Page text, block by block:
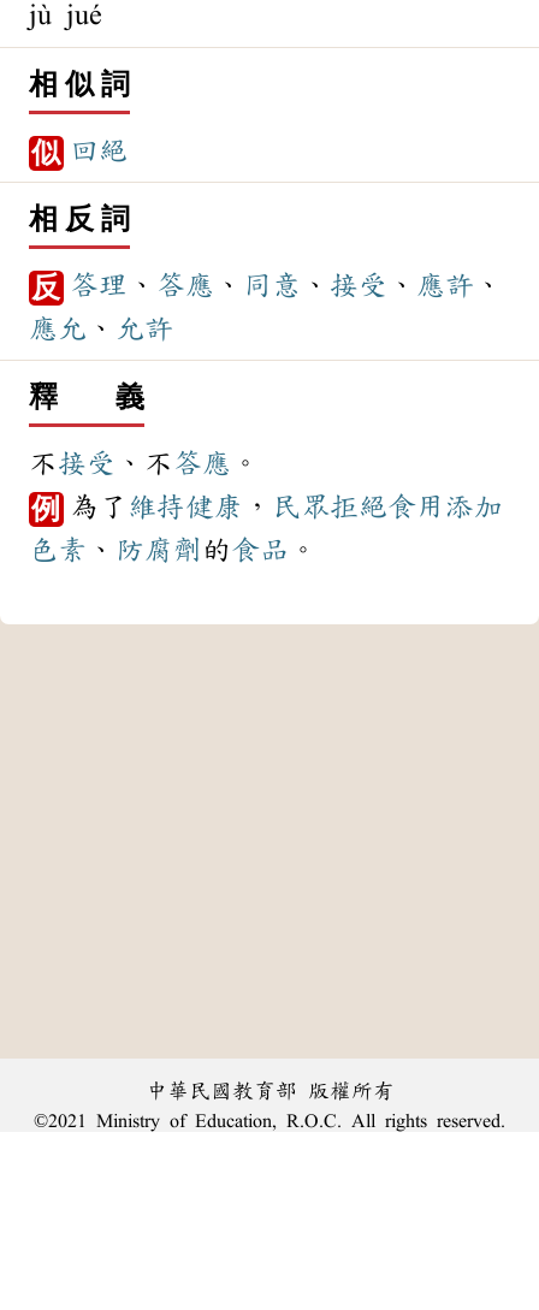
jù jué
相 似 詞
似 回絕
相 反 詞
反 答理 、 答應 、 同意 、 接受 、 應許 、
應允 、 允許
釋 義
不接受 、不 答應 。
例 為了 維持健康 ， 民眾拒絕食用 添加
色素 、 防腐劑 的食品 。
中華民國教育部 版權所有
©2021 Ministry of Education, R.O.C. All rights reserved.